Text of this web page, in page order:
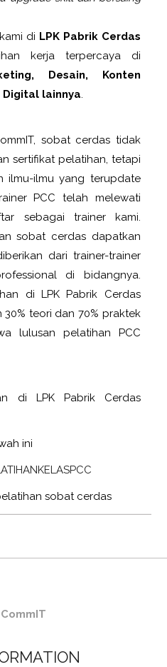
di LPK Pabrik Cerdas
kerja terpercaya di
Desain, Konten
Digital lainnya.
sobat cerdas tidak
sertifikat pelatihan, tetapi
ilmu-ilmu yang terupdate
PCC telah melewati
sebagai trainer kami.
sobat cerdas dapatkan
dari trainer-trainer
di bidangnya.
di LPK Pabrik Cerdas
30% teori dan 70% praktek
lulusan pelatihan PCC
di LPK Pabrik Cerdas
ini
sobat cerdas